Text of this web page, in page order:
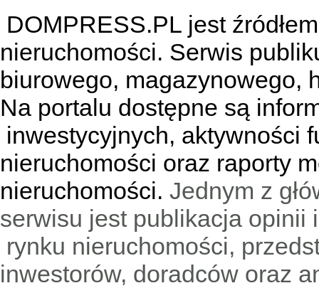
DOMPRESS.PL jest
nieruchomości. Serwis
biurowego, magazynowego,
Na portalu dostępne są
inwestycyjnych, aktywności
nieruchomości oraz raporty
nieruchomości. Jednym z
serwisu jest publikacja
rynku nieruchomości,
inwestorów, doradców oraz